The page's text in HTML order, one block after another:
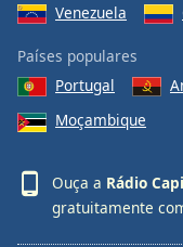
Venezuela
Países populares
Portugal
Moçambique
Ouça a Rádio
gratuitamente